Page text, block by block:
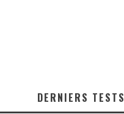
DERNIERS TESTS